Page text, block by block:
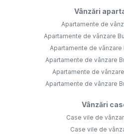
Vânzări
Apartamente de
Apartamente de vânzare
Apartamente de vânzare
Apartamente de vânzare
Apartamente de
Apartamente de vânzare
Vânzări
Case vile de
Case vile de